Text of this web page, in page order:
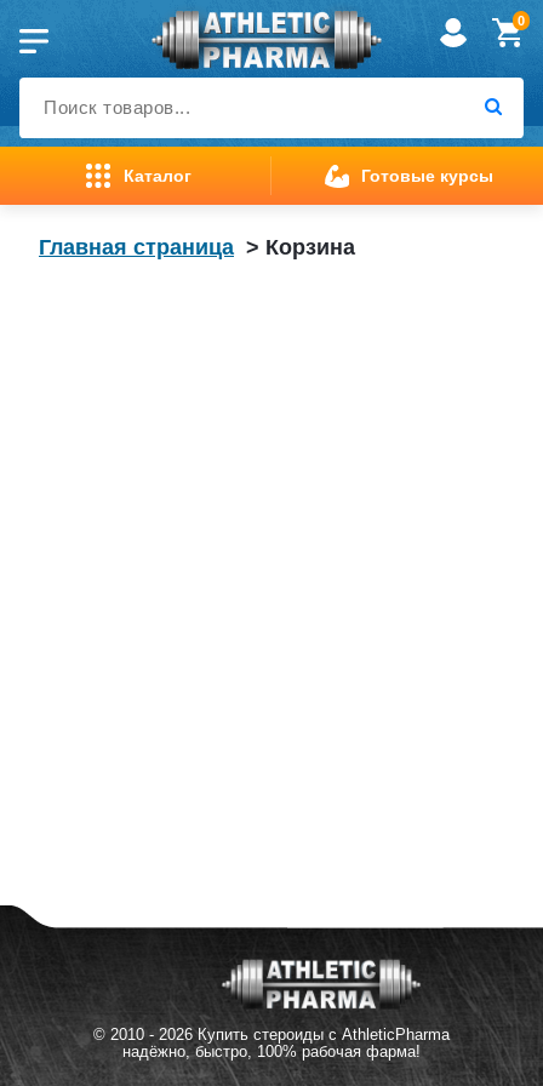
содержимому
0
Каталог Готовые курсы
Главная страница > Корзина
© 2010 - 2026 Купить стероиды с AthleticPharma
надёжно, быстро, 100% рабочая фарма!